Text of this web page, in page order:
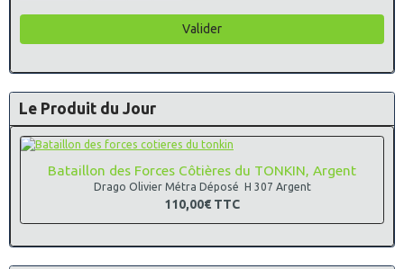
Valider
Le Produit du Jour
Bataillon des Forces Côtières du TONKIN, Argent
Drago Olivier Métra Déposé H 307 Argent
110,00€ TTC